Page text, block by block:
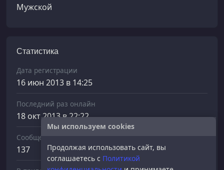
Мужской
Статистика
Дата регистрации
16 июн 2013 в 14:25
Последний раз онлайн
18 окт 2013 в 22:22
Сообщений отправлено
137
Мы используем cookies
Продолжая использовать сайт, вы
соглашаетесь с Политикой